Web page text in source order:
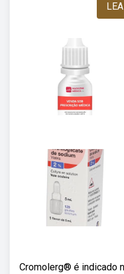
Cromolerg® é indicado